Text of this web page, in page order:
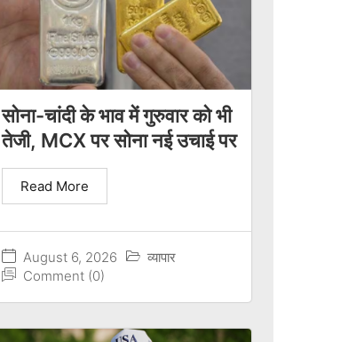
सोना-चांदी के भाव में गुरुवार को भी
तेजी, MCX पर सोना नई उचाई पर
August 6, 2026
व्यापार
Comment (0)
Read More